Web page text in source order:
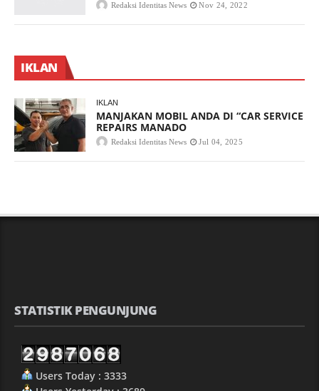
Redaksi Identitas News Nov 24, 2022
IKLAN
IKLAN
MANJAKAN MOBIL ANDA DI “CAR SERVICE
REPAIRS MANADO
Redaksi Identitas News Jul 04, 2025
STATISTIK PENGUNJUNG
Users Today : 3333